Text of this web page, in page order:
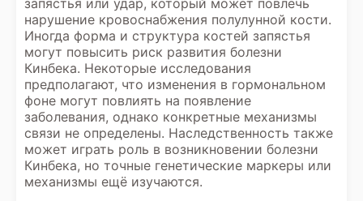
запястья или удар, который может повлечь
нарушение кровоснабжения полулунной кости.
Иногда форма и структура костей запястья
могут повысить риск развития болезни
Кинбека. Некоторые исследования
предполагают, что изменения в гормональном
фоне могут повлиять на появление
заболевания, однако конкретные механизмы
связи не определены. Наследственность также
может играть роль в возникновении болезни
Кинбека, но точные генетические маркеры или
механизмы ещё изучаются.